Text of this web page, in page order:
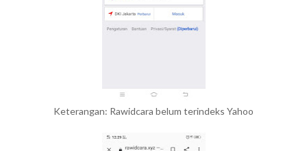
Keterangan: Rawidcara belum terindeks Yahoo